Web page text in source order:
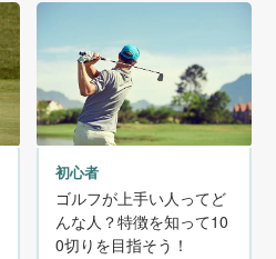
初心者
ゴルフが上手い人ってど
んな人？特徴を知って10
0切りを目指そう！